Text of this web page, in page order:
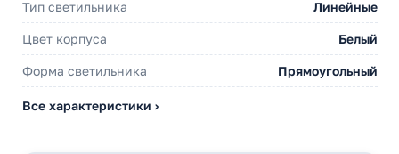
Тип светильника Линейные
Цвет корпуса Белый
Форма светильника Прямоугольный
Все характеристики ›